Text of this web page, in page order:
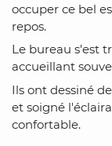
occuper ce bel
repos.
Le bureau s'est
accueillant
Ils ont dessiné
et soigné
confortable.